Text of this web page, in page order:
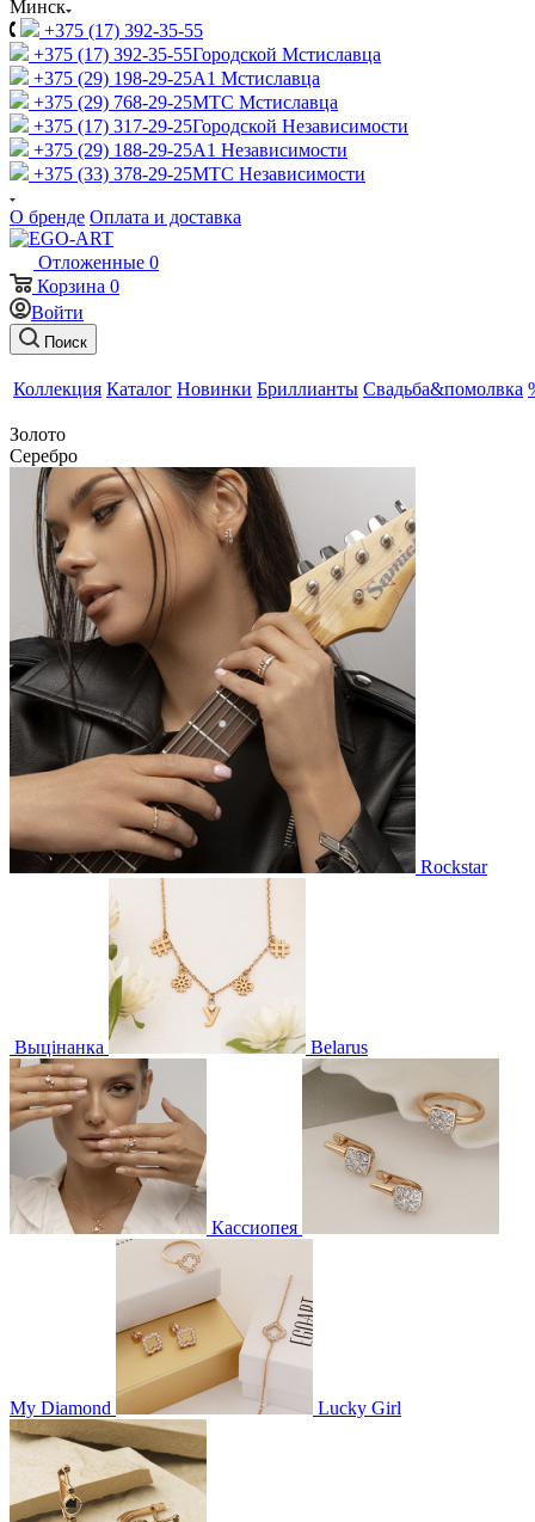
Минск
+375 (17) 392-35-55
+375 (17) 392-35-55Городской Мстиславца
+375 (29) 198-29-25A1 Мстиславца
+375 (29) 768-29-25МТС Мстиславца
+375 (17) 317-29-25Городской Независимости
+375 (29) 188-29-25A1 Независимости
+375 (33) 378-29-25МТС Независимости
О бренде Оплата и доставка
Отложенные 0
Корзина 0
Войти
Поиск
Коллекция Каталог Новинки Бриллианты Свадьба&помолвка
Золото
Серебро
Rockstar
Выцінанка Belarus
Кассиопея
My Diamond Lucky Girl